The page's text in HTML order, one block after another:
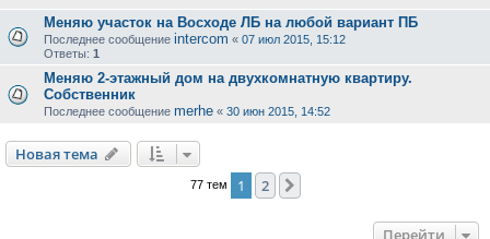
Меняю участок на Восходе ЛБ на любой вариант ПБ
Последнее сообщение intercom « 07 июл 2015, 15:12
Ответы: 1
Меняю 2-этажный дом на двухкомнатную квартиру.
Собственник
Последнее сообщение merhe « 30 июн 2015, 14:52
Новая тема
77 тем 1 2
Перейти